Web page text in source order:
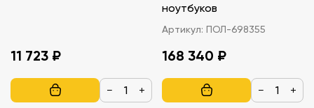
11 723 ₽
− +
ноутбуков
Артикул: ПОЛ-698355
168 340 ₽
− +